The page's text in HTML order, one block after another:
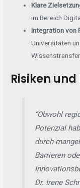
Klare
im Bereich
Integration von
Universitäten
Wissenstransfer.
Risiken
“Obwohl
Potenzial
durch
Barrieren
Dr. Irene